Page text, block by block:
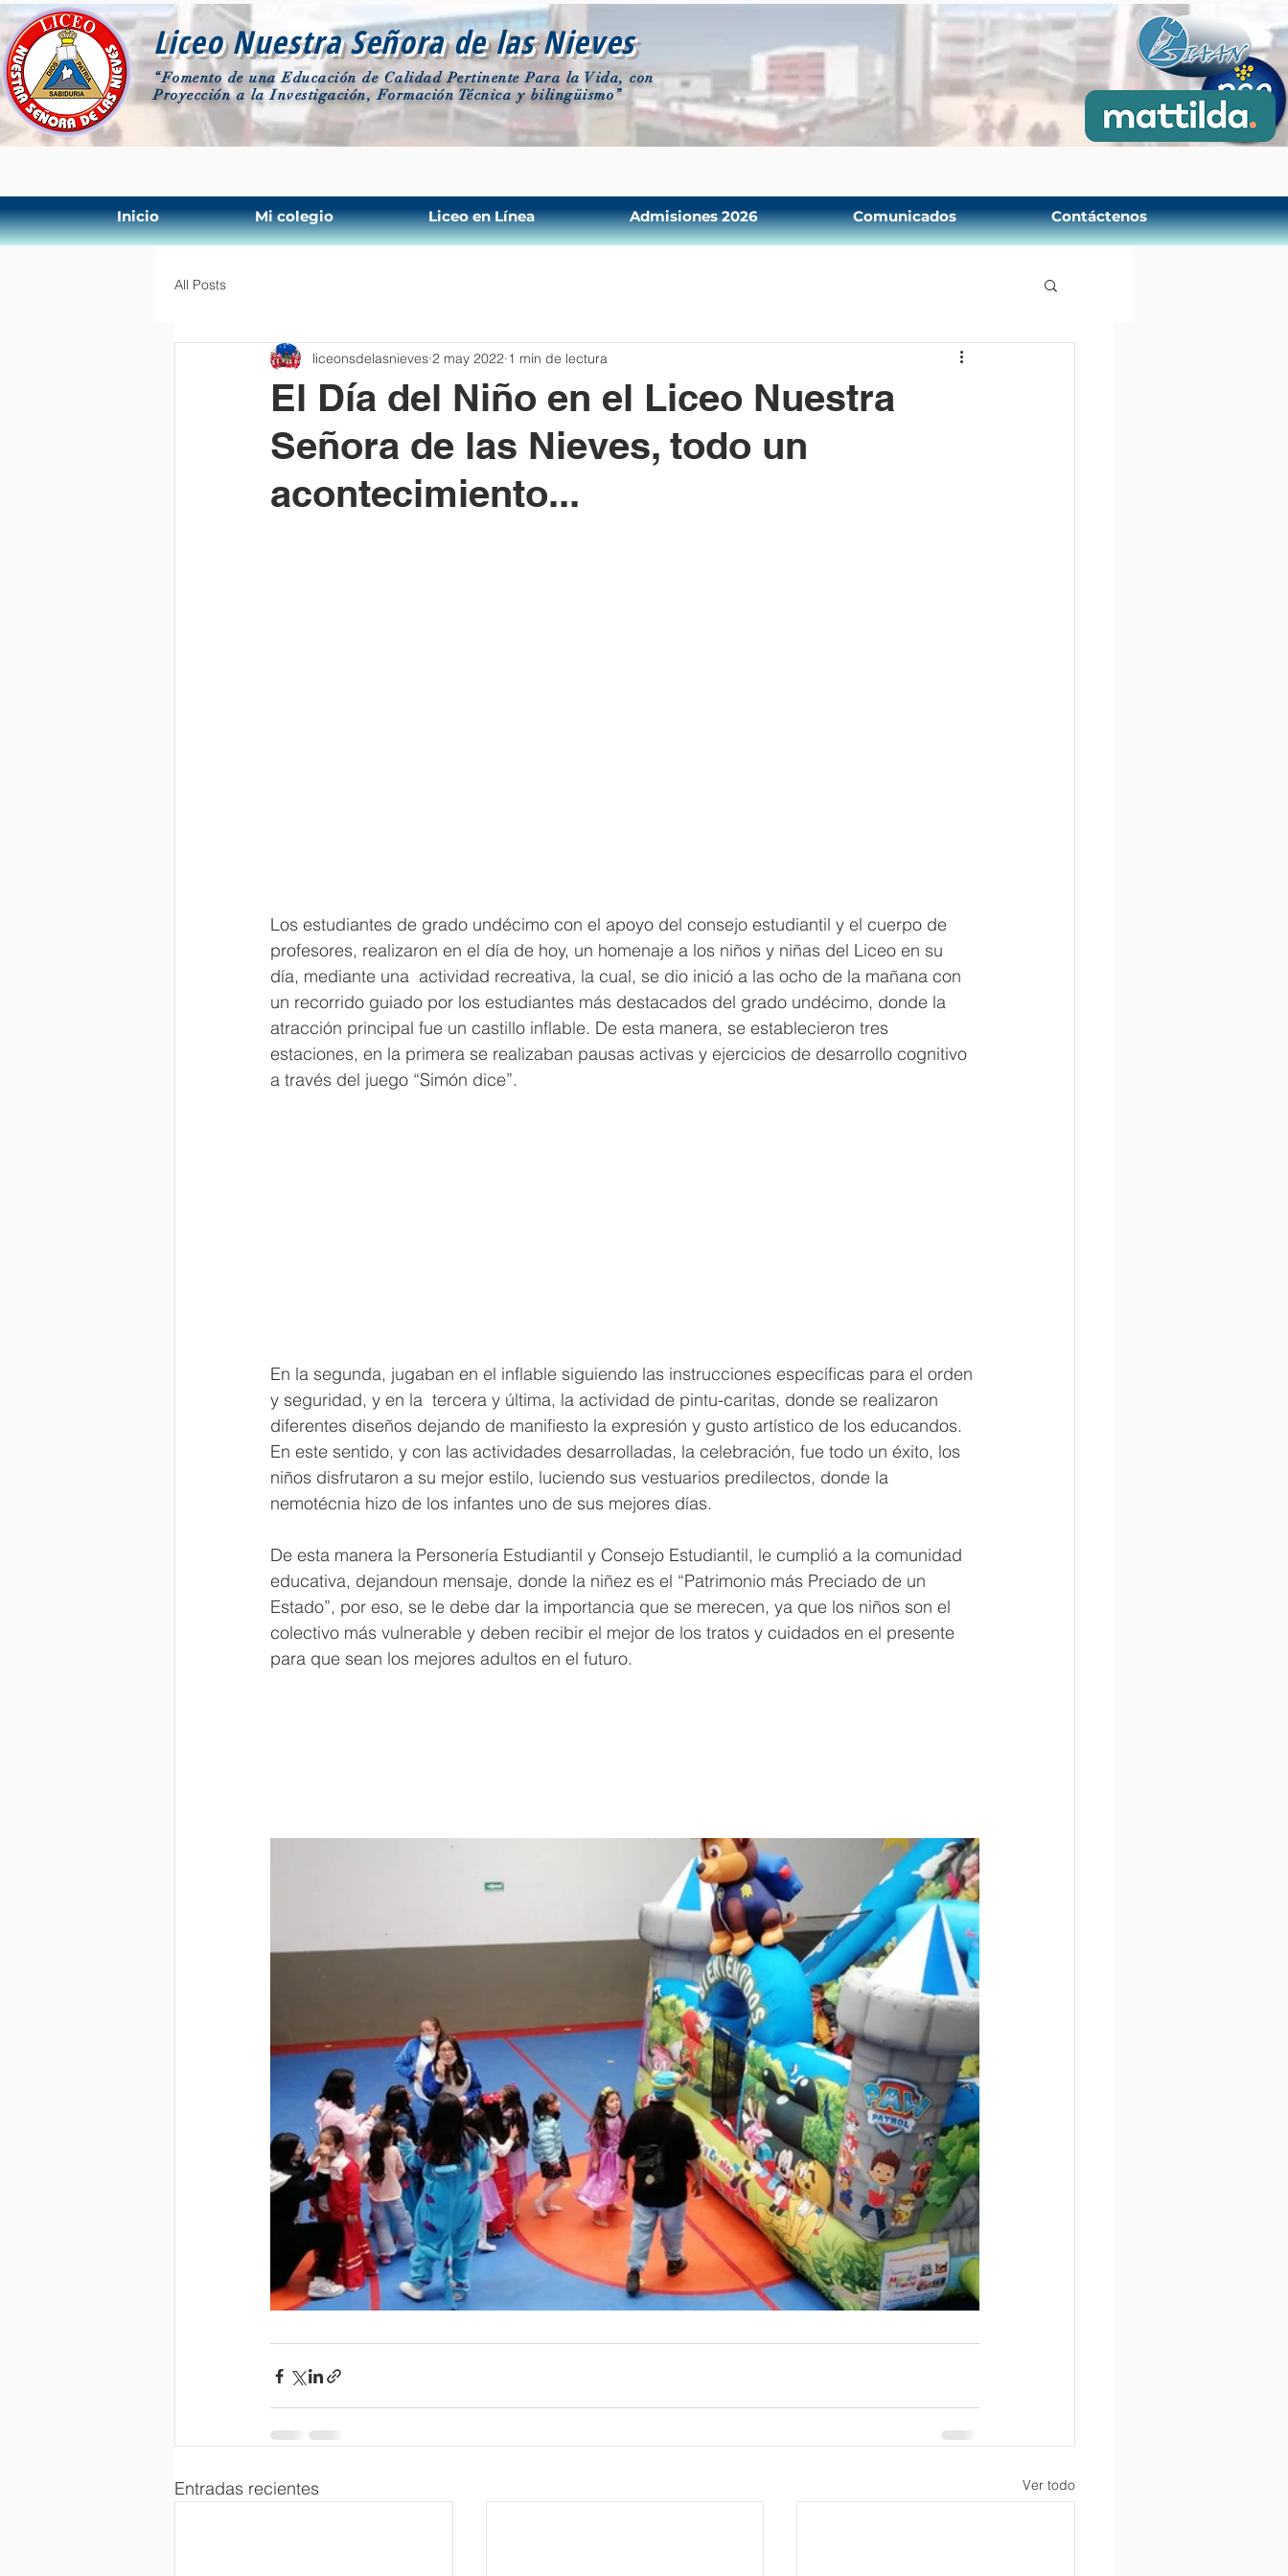
Liceo Nuestra Señora de las Nieves
“Fomento de una Educación de Calidad Pertinente Para la Vida, con
Proyección a la Investigación, Formación Técnica y bilingüismo”
Inicio Mi colegio Liceo en Línea Admisiones 2026 Comunicados Contáctenos
All Posts
El Día del Niño en el Liceo Nuestra
Señora de las Nieves, todo un
acontecimiento...
liceonsdelasnieves 2 may 2022 1 min de lectura
Los estudiantes de grado undécimo con el apoyo del consejo estudiantil y el cuerpo de
profesores, realizaron en el día de hoy, un homenaje a los niños y niñas del Liceo en su
día, mediante una  actividad recreativa, la cual, se dio inició a las ocho de la mañana con
un recorrido guiado por los estudiantes más destacados del grado undécimo, donde la
atracción principal fue un castillo inflable. De esta manera, se establecieron tres
estaciones, en la primera se realizaban pausas activas y ejercicios de desarrollo cognitivo
a través del juego “Simón dice”.
En la segunda, jugaban en el inflable siguiendo las instrucciones específicas para el orden
y seguridad, y en la  tercera y última, la actividad de pintu-caritas, donde se realizaron
diferentes diseños dejando de manifiesto la expresión y gusto artístico de los educandos.
En este sentido, y con las actividades desarrolladas, la celebración, fue todo un éxito, los
niños disfrutaron a su mejor estilo, luciendo sus vestuarios predilectos, donde la
nemotécnia hizo de los infantes uno de sus mejores días.
De esta manera la Personería Estudiantil y Consejo Estudiantil, le cumplió a la comunidad
educativa, dejandoun mensaje, donde la niñez es el “Patrimonio más Preciado de un
Estado”, por eso, se le debe dar la importancia que se merecen, ya que los niños son el
colectivo más vulnerable y deben recibir el mejor de los tratos y cuidados en el presente
para que sean los mejores adultos en el futuro.
Entradas recientes Ver todo